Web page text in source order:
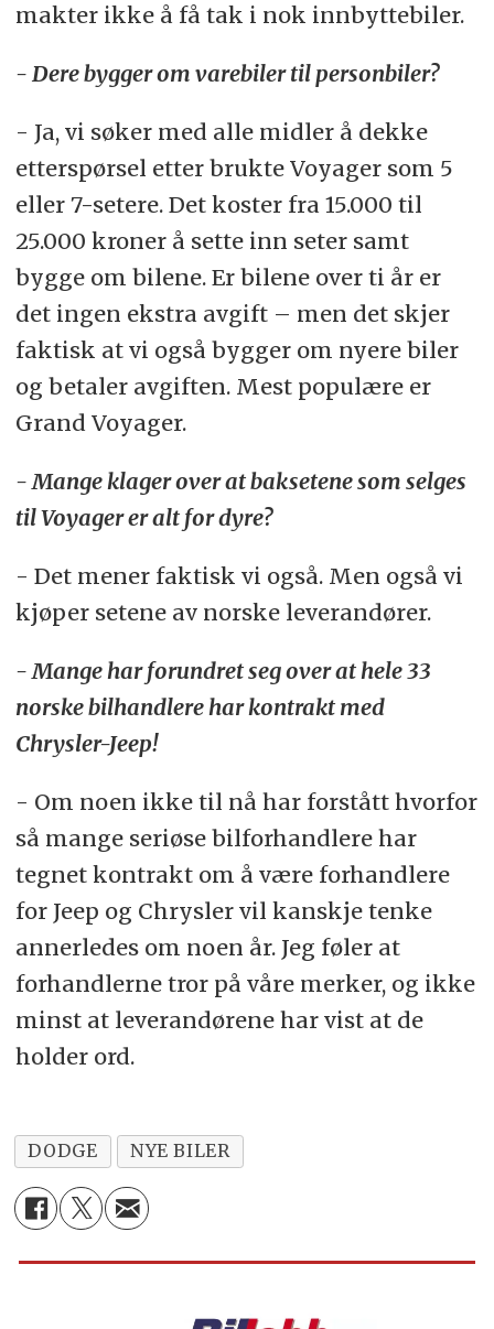
makter ikke å få tak i nok innbyttebiler.
- Dere bygger om varebiler til personbiler?
- Ja, vi søker med alle midler å dekke
etterspørsel etter brukte Voyager som 5
eller 7-setere. Det koster fra 15.000 til
25.000 kroner å sette inn seter samt
bygge om bilene. Er bilene over ti år er
det ingen ekstra avgift – men det skjer
faktisk at vi også bygger om nyere biler
og betaler avgiften. Mest populære er
Grand Voyager.
- Mange klager over at baksetene som selges
til Voyager er alt for dyre?
- Det mener faktisk vi også. Men også vi
kjøper setene av norske leverandører.
- Mange har forundret seg over at hele 33
norske bilhandlere har kontrakt med
Chrysler-Jeep!
- Om noen ikke til nå har forstått hvorfor
så mange seriøse bilforhandlere har
tegnet kontrakt om å være forhandlere
for Jeep og Chrysler vil kanskje tenke
annerledes om noen år. Jeg føler at
forhandlerne tror på våre merker, og ikke
minst at leverandørene har vist at de
holder ord.
DODGE NYE BILER